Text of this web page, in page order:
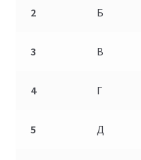
2 Б
3 В
4 Г
5 Д